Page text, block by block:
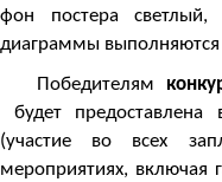
фон постера
диаграммы выполняются
Победителям
будет предоставлена
(участие во всех
мероприятиях, включая